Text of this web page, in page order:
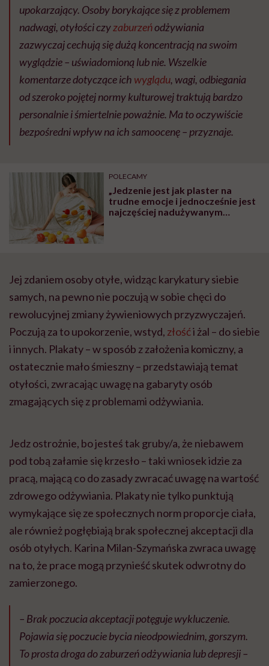
upokarzający. Osoby borykające się z problemem
nadwagi, otyłości czyzaburzeńodżywiania
zazwyczaj cechują się dużą koncentracją na swoim
wyglądzie – uświadomioną lub nie. Wszelkie
komentarze dotyczące ich wyglądu, wagi, odbiegania
od szeroko pojętej normy kulturowej traktują bardzo
personalnie i śmiertelnie poważnie. Ma to oczywiście
bezpośredni wpływ na ich samoocenę – przyznaje.
POLECAMY
„Jedzenie jest jak plaster na
trudne emocje i jednocześnie jest
najczęściej nadużywanym
Jej zdaniem osoby otyłe, widząc karykatury siebie
samych, na pewno nie poczują w sobie chęci do
rewolucyjnej zmiany żywieniowych przyzwyczajeń.
Poczują za to upokorzenie, wstyd, złośći żal – do siebie
i innych. Plakaty – w sposób z założenia komiczny, a
ostatecznie mało śmieszny – przedstawiają temat
otyłości, zwracając uwagę na gabaryty osób
zmagających się z problemami odżywiania.
Jedz ostrożnie, bo jesteś tak gruby/a, że niebawem
pod tobą załamie się krzesło – taki wniosek idzie za
pracą, mającą co do zasady zwracać uwagę na wartość
zdrowego odżywiania. Plakaty nie tylko punktują
wymykające się ze społecznych norm proporcje ciała,
ale również pogłębiają brak społecznej akceptacji dla
osób otyłych. Karina Milan-Szymańska zwraca uwagę
na to, że prace mogą przynieść skutek odwrotny do
zamierzonego.
– Brak poczucia akceptacji potęguje wykluczenie.
Pojawia się poczucie bycia nieodpowiednim, gorszym.
To prosta droga do zaburzeń odżywiania lub depresji –